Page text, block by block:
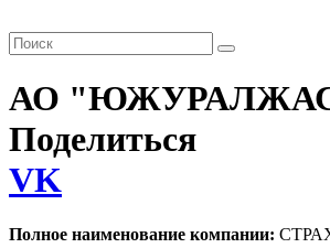
АО
Поделиться
VK
Полное наименование компании: